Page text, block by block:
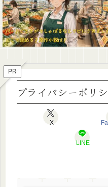
PR
プライバシーポリ
X
LINE